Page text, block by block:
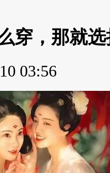
穿，那就
03:56